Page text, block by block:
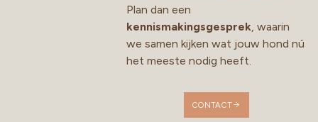
Plan dan een
kennismakingsgesprek , waarin
we samen kijken wat jouw hond nú
het meeste nodig heeft.
CONTACT